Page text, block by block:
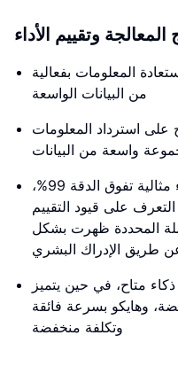
وتقييم الأداء
المعلومات بفعالية
من البيانات الواسعة
على استرداد المعلومات
واسعة من البيانات
حقق كلاود 3 أوبوس قدرة استدعاء مثالية تفوق الدقة 99%،
على قيود التقييم
المحددة ظهرت بشكل
طريق الإدراك البشري
متاح، في حين يتميز
وهايكو بسرعة فائقة
وتكلفة منخفضة